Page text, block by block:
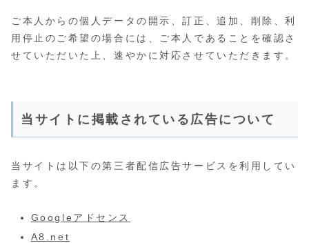
ご本人からの個人データの開示、訂正、追加、削除、利
用停止のご希望の場合には、ご本人であることを確認さ
せていただいた上、速やかに対応させていただきます。
当サイトに掲載されている広告について
当サイトは以下の第三者配信広告サービスを利用してい
ます。
Googleアドセンス
A8.net